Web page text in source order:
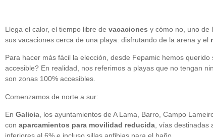
Llega el calor, el tiempo libre de vacaciones y cómo no, uno de
sus vacaciones cerca de una playa: disfrutando de la arena y el
Para hacer más fácil la elección, desde Fepamic hemos
accesible? En realidad, nos referimos a playas que no tengan
son zonas 100% accesibles.
Comenzamos de norte a sur:
En Galicia , los ayuntamientos de A Lama, Barro, Campo
con aparcamientos para movilidad reducida , vías